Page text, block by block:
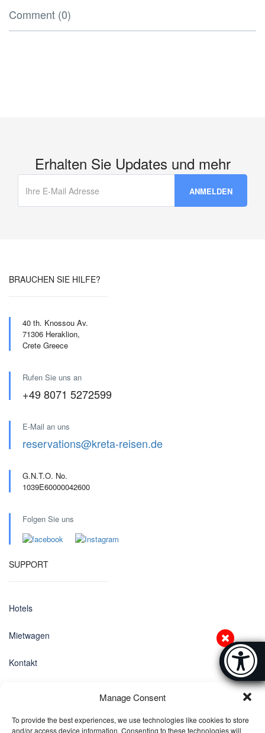
Manage Consent
To provide the best experiences, we use technologies like cookies to store
and/or access device information. Consenting to these technologies will
Comment (0)
Erhalten Sie Updates und mehr
BRAUCHEN SIE HILFE?
40 th. Knossou Av.
71306 Heraklion,
Crete Greece
Rufen Sie uns an
+49 8071 5272599
E-Mail an uns
reservations@kreta-reisen.de
G.N.T.O. No.
1039E60000042600
Folgen Sie uns
SUPPORT
Hotels
Mietwagen
Kontakt